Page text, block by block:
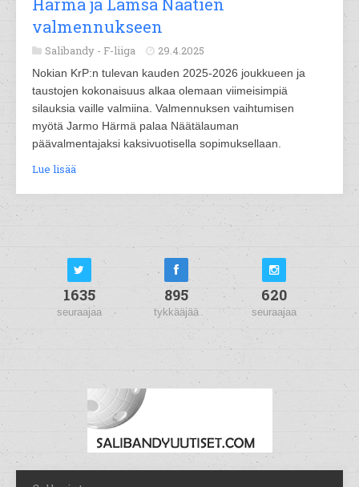
valmennukseen
Salibandy - F-liiga 29.4.2025
Nokian KrP:n tulevan kauden 2025-2026 joukkueen ja
taustojen kokonaisuus alkaa olemaan viimeisimpiä
silauksia vaille valmiina. Valmennuksen vaihtumisen
myötä Jarmo Härmä palaa Näätälauman
päävalmentajaksi kaksivuotisella sopimuksellaan.
Lue lisää
1635
seuraajaa
895
tykkääjää
620
seuraajaa